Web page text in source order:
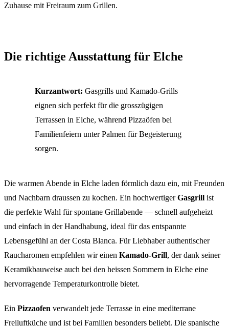
Zuhause mit Freiraum zum Grillen.
Die richtige Ausstattung für Elche
Kurzantwort: Gasgrills und Kamado-Grills
eignen sich perfekt für die grosszügigen
Terrassen in Elche, während Pizzaöfen bei
Familienfeiern unter Palmen für Begeisterung
sorgen.
Die warmen Abende in Elche laden förmlich dazu ein, mit Freunden
und Nachbarn draussen zu kochen. Ein hochwertigerGasgrill ist
die perfekte Wahl für spontane Grillabende — schnell aufgeheizt
und einfach in der Handhabung, ideal für das entspannte
Lebensgefühl an der Costa Blanca. Für Liebhaber authentischer
Raucharomen empfehlen wir einen Kamado-Grill, der dank seiner
Keramikbauweise auch bei den heissen Sommern in Elche eine
hervorragende Temperaturkontrolle bietet.
Ein Pizzaofen verwandelt jede Terrasse in eine mediterrane
Freiluftküche und ist bei Familien besonders beliebt. Die spanische